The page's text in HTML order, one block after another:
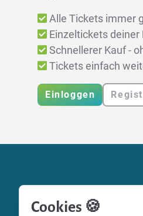
Alle Tickets immer
Einzeltickets
Schnellerer Kauf -
Tickets einfach
Einloggen
Cookies 🍪